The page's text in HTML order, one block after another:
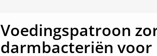
Voedingspatroon
darmbacteriën voor